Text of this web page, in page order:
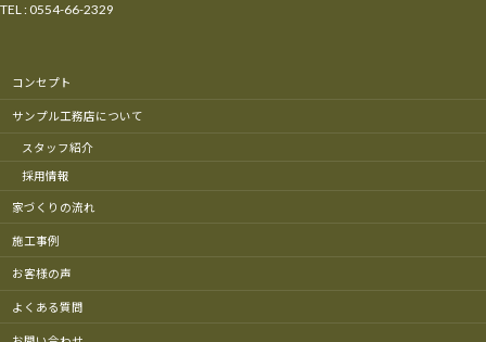
TEL : 0554-66-2329
コンセプト
サンプル工務店について
スタッフ紹介
採用情報
家づくりの流れ
施工事例
お客様の声
よくある質問